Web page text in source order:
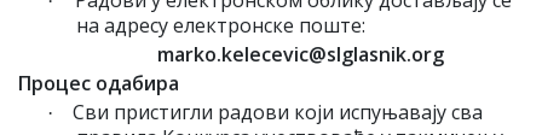
на адресу електронске поште:
marko.kelecevic@slglasnik.org
Процес одабира
·
Сви пристигли радови који испуњавају сва